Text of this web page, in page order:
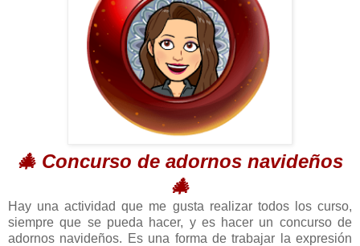
🎄 Concurso de adornos navideños
🎄
Hay una actividad que me gusta realizar todos los curso,
siempre que se pueda hacer, y es hacer un concurso de
adornos navideños. Es una forma de trabajar la expresión